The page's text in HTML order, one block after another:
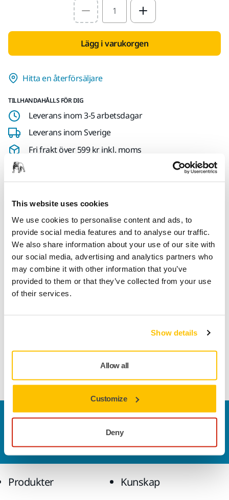
This website uses cookies
We use cookies to personalise content and ads, to
provide social media features and to analyse our traffic.
We also share information about your use of our site with
our social media, advertising and analytics partners who
may combine it with other information that you’ve
provided to them or that they’ve collected from your use
of their services.
Show details
Allow all
Customize
Deny
Select quantity value
Lägg i varukorgen
Hitta en återförsäljare
TILLHANDAHÅLLS FÖR DIG
Leverans inom 3-5 arbetsdagar
Leverans inom Sverige
Fri frakt över 599 kr inkl. moms
Produktinformation
Teknisk specifikation
Rewireable mains cable suitable for Mirka® DEROS, Mirka®
DEOS and Mirka® LEROS.
the connector and rewire. Please note that rewiring requires
a certain electrical knowledge. Also please check local
requirements before performing the rewiring.
Kontakta oss
Kontakta oss
kundservice gärna dina frågor.
Produkter Kunskap